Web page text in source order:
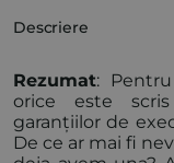
Descriere
Rezumat:
orice este
garanțiilor de
De ce ar mai fi